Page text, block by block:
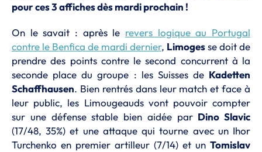
pour ces 3 affiches dès mardi prochain !
On le savait : après le revers logique au Portugal
contre le Benfica de mardi dernier, Limogesse doit de
prendre des points contre le second concurrent à la
seconde place du groupe : les Suisses de Kadetten
Schaffhausen. Bien rentrés dans leur match et face à
leur public, les Limougeauds vont pouvoir compter
sur une défense stable bien aidée par Dino Slavic
(17/48, 35%) et une attaque qui tourne avec un Ihor
Turchenko en premier artilleur (7/14) et un Tomislav